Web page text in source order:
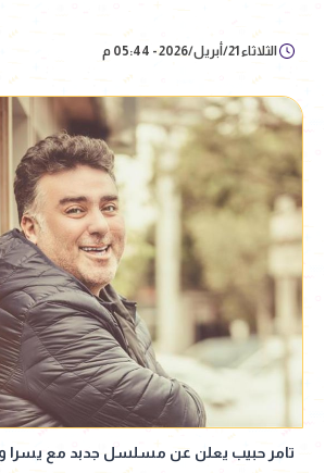
الثلاثاء 21/أبريل/2026 - 05:44 م
تامر حبيب يعلن عن مسلسل جدبد مع